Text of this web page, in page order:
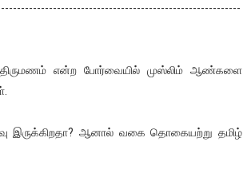
என்ற போர்வையில் முஸ்லிம் ஆண்களை
இருக்கிறதா? ஆனால் வகை தொகையற்று தமிழ்